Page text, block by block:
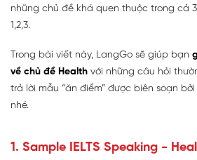
những chủ đề khá quen thuộc trong cả
1,2,3.
Trong bài viết này, LangGo sẽ giúp bạn
về chủ đề Health với những câu hỏi
trả lời mẫu “ăn điểm” được biên soạn
nhé.
1. Sample IELTS Speaking -